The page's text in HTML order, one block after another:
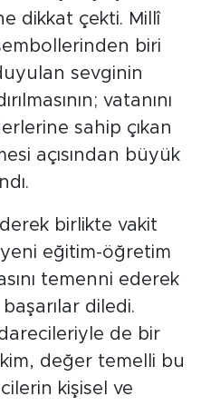
dikkat çekti. Millî
biri
sevginin
vatanını
sahip çıkan
açısından büyük
birlikte vakit
eğitim-öğretim
temenni ederek
diledi.
de bir
değer temelli bu
kişisel ve